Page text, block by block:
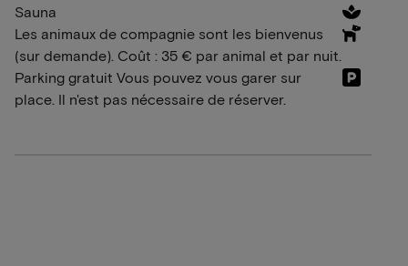
Sauna
Les animaux de compagnie sont les bienvenus
(sur demande). Coût : 35 € par animal et par nuit.
Parking gratuit Vous pouvez vous garer sur
place. Il n'est pas nécessaire de réserver.